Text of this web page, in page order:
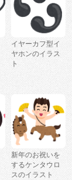
イヤーカフ型イ
ヤホンのイラス
ト
新年のお祝いを
するケンタウロ
スのイラスト